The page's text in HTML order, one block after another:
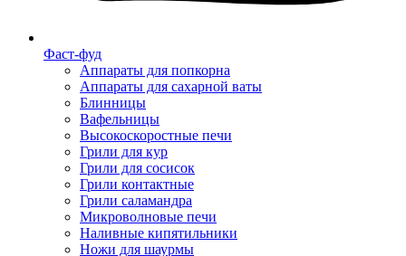
Фаст-фуд
Аппараты для попкорна
Аппараты для сахарной ваты
Блинницы
Вафельницы
Высокоскоростные печи
Грили для кур
Грили для сосисок
Грили контактные
Грили саламандра
Микроволновые печи
Наливные кипятильники
Ножи для шаурмы